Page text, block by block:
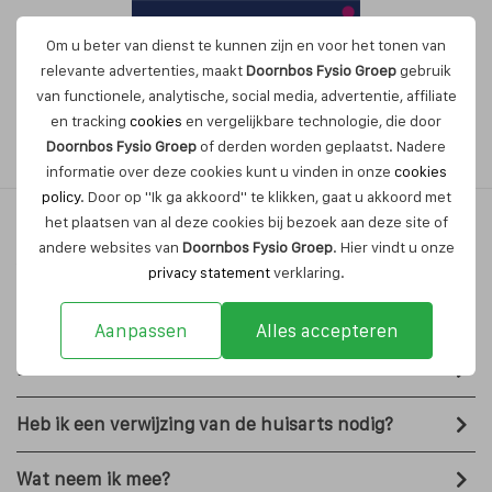
Om u beter van dienst te kunnen zijn en voor het tonen van
relevante advertenties, maaktDoornbos Fysio Groepgebruik
van functionele, analytische, social media, advertentie, affiliate
en tracking cookies en vergelijkbare technologie, die door
Doornbos Fysio Groepof derden worden geplaatst. Nadere
informatie over deze cookies kunt u vinden in onze cookies
policy. Door op "Ik ga akkoord" te klikken, gaat u akkoord met
het plaatsen van al deze cookies bij bezoek aan deze site of
andere websites van Doornbos Fysio Groep. Hier vindt u onze
privacy statementverklaring.
Aanpassen Alles accepteren
Maak nu een afspraak
Veelgestelde vragen
Ben ik hiervoor verzekerd?
fysiotherapie wordt een bepaald aantal
Heb ik een verwijzing van de huisarts nodig?
Wat neem ik mee?